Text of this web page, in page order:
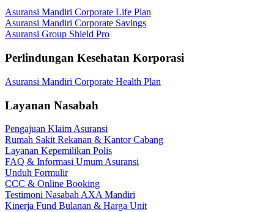
Asuransi Mandiri Corporate Life Plan
Asuransi Mandiri Corporate Savings
Asuransi Group Shield Pro
Perlindungan Kesehatan Korporasi
Asuransi Mandiri Corporate Health Plan
Layanan Nasabah
Pengajuan Klaim Asuransi
Rumah Sakit Rekanan & Kantor Cabang
Layanan Kepemilikan Polis
FAQ & Informasi Umum Asuransi
Unduh Formulir
CCC & Online Booking
Testimoni Nasabah AXA Mandiri
Kinerja Fund Bulanan & Harga Unit